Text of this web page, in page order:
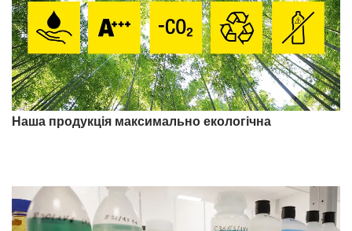
Наша продукція максимально екологічна